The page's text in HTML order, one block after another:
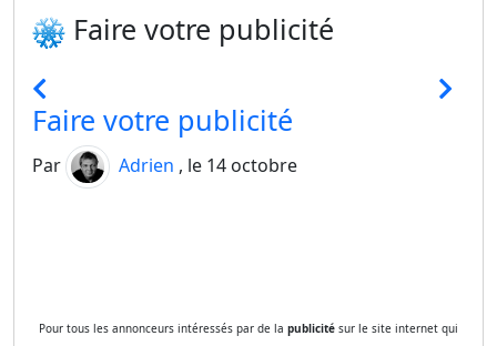
Faire votre publicité
Faire votre publicité
Par Adrien , le 14 octobre
Pour tous les annonceurs intéressés par de la publicité sur le site internet qui